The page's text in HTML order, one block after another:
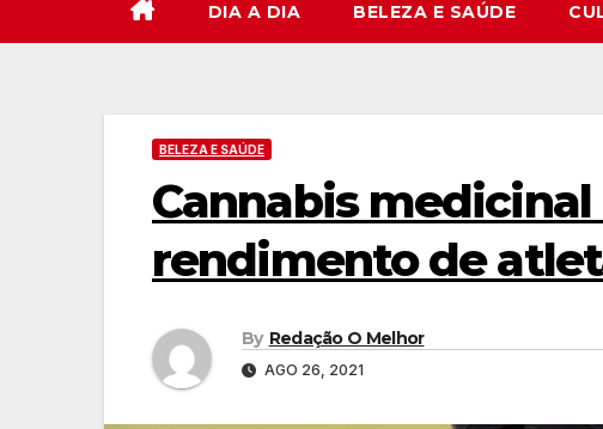
DIA A DIA BELEZA E SAÚDE
BELEZA E SAÚDE
Cannabis
rendimento de
By Redação O Melhor
AGO 26, 2021